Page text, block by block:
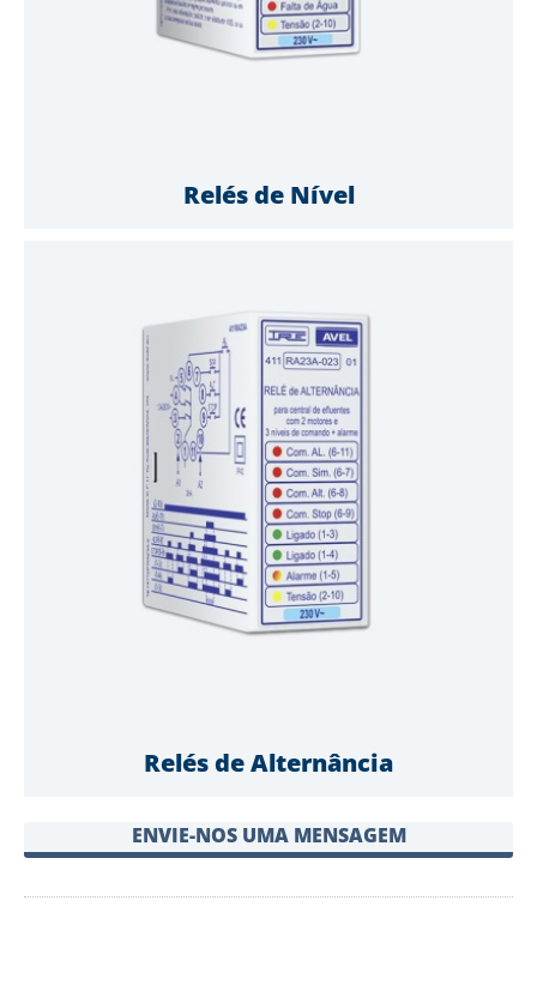
Relés de Nível
Relés de Alternância
ENVIE-NOS UMA MENSAGEM